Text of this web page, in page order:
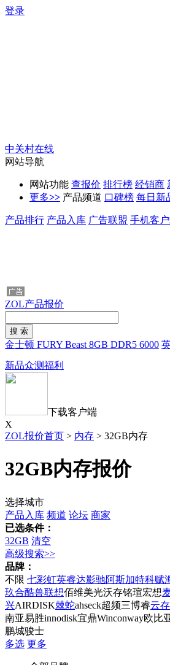
登录
中关村在线
网站导航
网站功能 查报价 排行榜 经销商
更多>> 产品频道 口碑榜 每日新
产品排行 产品入库 广告联盟 手机客
ZOL产品报价
金士顿 FURY Beast 8GB DDR5 6000
新品众测福利
下载客户端
X
ZOL报价首页 > 内存 > 32GB内存
32GB内存报价
选择城市
产品入库 频道 论坛 商家
已选条件：
32GB 清空
高级搜索>>
品牌：
不限 七彩虹英睿达影驰阿斯加特科赋
玖合酷兽联想佰维美光沃存铭瑄宏想
兴AIRDISK棘蛇ahseck超频三博睿云
南亚易胜innodisk宜鼎Winconway欧比
鹏城骏士
多选 更多